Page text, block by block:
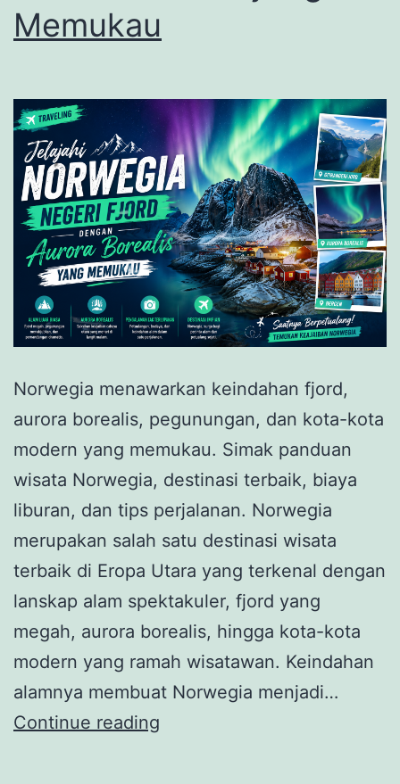
Memukau
Norwegia menawarkan keindahan fjord,
aurora borealis, pegunungan, dan kota-kota
modern yang memukau. Simak panduan
wisata Norwegia, destinasi terbaik, biaya
liburan, dan tips perjalanan. Norwegia
merupakan salah satu destinasi wisata
terbaik di Eropa Utara yang terkenal dengan
lanskap alam spektakuler, fjord yang
megah, aurora borealis, hingga kota-kota
modern yang ramah wisatawan. Keindahan
alamnya membuat Norwegia menjadi…
Continue reading